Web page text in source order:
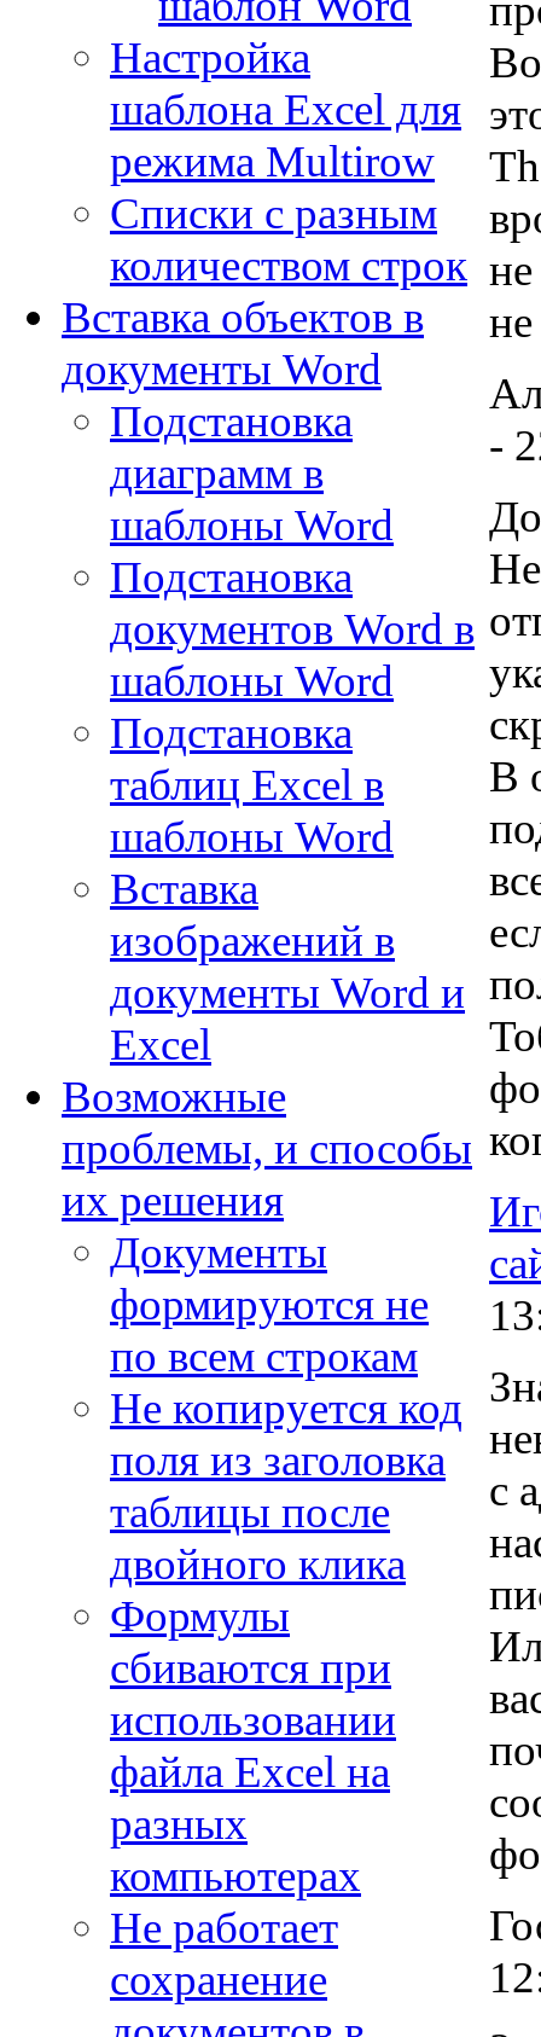
Настройка
шаблона Excel для
режима Multirow
Списки с разным
количеством строк
Вставка объектов в
документы Word
Подстановка
диаграмм в
шаблоны Word
Подстановка
документов Word в
шаблоны Word
Подстановка
таблиц Excel в
шаблоны Word
Вставка
изображений в
документы Word и
Excel
Возможные
проблемы, и способы
их решения
Документы
формируются не
по всем строкам
Не копируется код
поля из заголовка
таблицы после
двойного клика
Формулы
сбиваются при
использовании
файла Excel на
разных
компьютерах
Не работает
сохранение
не
-
В
с